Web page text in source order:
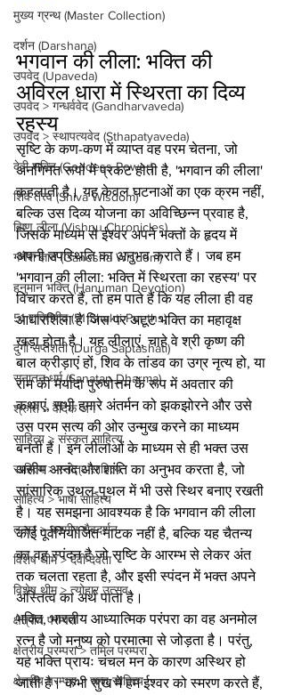
मुख्य ग्रन्थ (Master Collection)
दर्शन (Darshana)
उपवेद (Upaveda)
उपवेद > गन्धर्ववेद (Gandharvaveda)
उपवेद > स्थापत्यवेद (Sthapatyaveda)
देवी शक्ति (Goddess Power)
शिव तत्त्व (Shiva Wisdom)
विष्णु लीला (Vishnu Chronicles)
गणेश ज्ञान (Ganesha Wisdom)
हनुमान भक्ति (Hanuman Devotion)
51 शक्तिपीठ (51 Shakti Peeths)
दुर्गा सप्तशती (Durga Saptashati)
सनातन धर्म (Sanatan Dharma)
श्रुति > वैदिक अंग
साहित्य > संस्कृत साहित्य
साहित्य > स्तोत्र साहित्य
साहित्य > भाषा साहित्य
तन्त्र > कश्मीर शैवदर्शन
विशेष थीम > देवी-देवता
विशेष थीम > त्योहार उत्सव
क्षेत्रीय परम्परा
क्षेत्रीय परम्परा > तमिल परम्परा
क्षेत्रीय परम्परा > सन्त साहित्य
भगवान की लीला: भक्ति की
अविरल धारा में स्थिरता का दिव्य
रहस्य
सृष्टि के कण-कण में व्याप्त वह परम चेतना, जो
अनगिनत रूपों में प्रकट होती है, 'भगवान की लीला'
कहलाती है। यह केवल घटनाओं का एक क्रम नहीं,
बल्कि उस दिव्य योजना का अविच्छिन्न प्रवाह है,
जिसके माध्यम से ईश्वर अपने भक्तों के हृदय में
अपनी उपस्थिति का अनुभव कराते हैं। जब हम
'भगवान की लीला: भक्ति में स्थिरता का रहस्य' पर
विचार करते हैं, तो हम पाते हैं कि यह लीला ही वह
आधारशिला है जिस पर अटूट भक्ति का महावृक्ष
खड़ा होता है। यह लीलाएं, चाहे वे श्री कृष्ण की
बाल क्रीड़ाएं हों, शिव के तांडव का उग्र नृत्य हो, या
राम की मर्यादा पुरुषोत्तम के रूप में अवतार की
कथाएं, सभी हमारे अंतर्मन को झकझोरने और उसे
उस परम सत्य की ओर उन्मुख करने का माध्यम
बनती हैं। इन लीलाओं के माध्यम से ही भक्त उस
असीम आनंद और शांति का अनुभव करता है, जो
सांसारिक उथल-पुथल में भी उसे स्थिर बनाए रखती
है। यह समझना आवश्यक है कि भगवान की लीला
कोई पूर्वनियोजित नाटक नहीं है, बल्कि यह चैतन्य
का वह स्पंदन है जो सृष्टि के आरम्भ से लेकर अंत
तक चलता रहता है, और इसी स्पंदन में भक्त अपने
अस्तित्व का अर्थ पाता है।
भक्ति, भारतीय आध्यात्मिक परंपरा का वह अनमोल
रत्न है जो मनुष्य को परमात्मा से जोड़ता है। परंतु,
यह भक्ति प्रायः चंचल मन के कारण अस्थिर हो
जाती है। कभी सुख में हम ईश्वर को स्मरण करते हैं,